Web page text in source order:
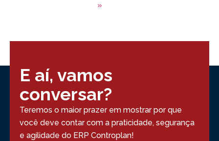
»
E aí, vamos
conversar?
Teremos o maior prazer em mostrar por que
você deve contar com a praticidade, segurança
e agilidade do ERP Controplan!